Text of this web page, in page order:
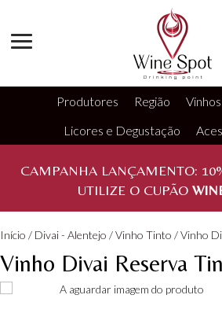
Produtores Região Vinhos
Licores e Degustação
CAMPANHA LANÇAMENTO:
UTILIZE O CUPÃO
Início / Divai - Alentejo /Vinho Tinto / Vinho
Vinho Divai Reserva